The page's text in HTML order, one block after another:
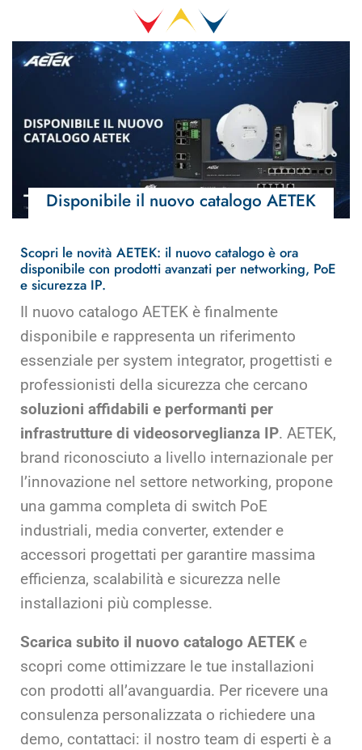
Disponibile il nuovo catalogo AETEK
Scopri le novità AETEK: il nuovo catalogo è ora
disponibile con prodotti avanzati per networking, PoE
e sicurezza IP.
Il nuovo catalogo AETEK è finalmente
disponibile e rappresenta un riferimento
essenziale per system integrator, progettisti e
professionisti della sicurezza che cercano
soluzioni affidabili e performanti per
infrastrutture di videosorveglianza IP. AETEK,
brand riconosciuto a livello internazionale per
l’innovazione nel settore networking, propone
una gamma completa di switch PoE
industriali, media converter, extender e
accessori progettati per garantire massima
efficienza, scalabilità e sicurezza nelle
installazioni più complesse.
Scarica subito il nuovo catalogo AETEK e
scopri come ottimizzare le tue installazioni
con prodotti all’avanguardia. Per ricevere una
consulenza personalizzata o richiedere una
demo, contattaci: il nostro team di esperti è a